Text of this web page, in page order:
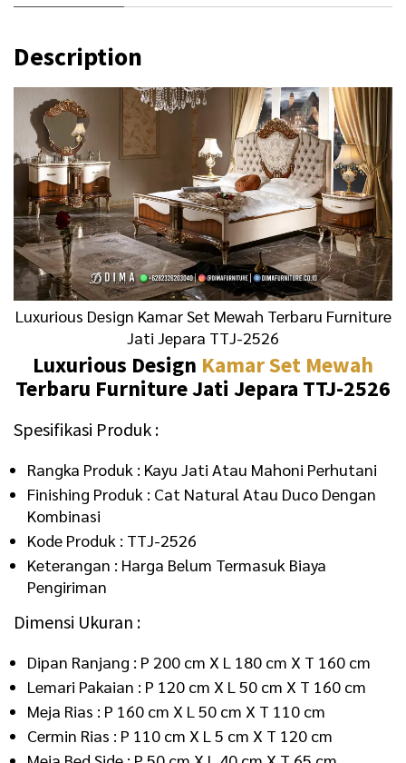
.
0
0
0
0
0
0
.
3
0
0
0
.
Description
Luxurious Design Kamar Set Mewah Terbaru Furniture
Jati Jepara TTJ-2526
Luxurious Design Kamar Set Mewah
Terbaru Furniture Jati Jepara TTJ-2526
Spesifikasi Produk :
Rangka Produk : Kayu Jati Atau Mahoni Perhutani
Finishing Produk : Cat Natural Atau Duco Dengan
Kombinasi
Kode Produk : TTJ-2526
Keterangan : Harga Belum Termasuk Biaya
Pengiriman
Dimensi Ukuran :
Dipan Ranjang : P 200 cm X L 180 cm X T 160 cm
Lemari Pakaian : P 120 cm X L 50 cm X T 160 cm
Meja Rias : P 160 cm X L 50 cm X T 110 cm
Cermin Rias : P 110 cm X L 5 cm X T 120 cm